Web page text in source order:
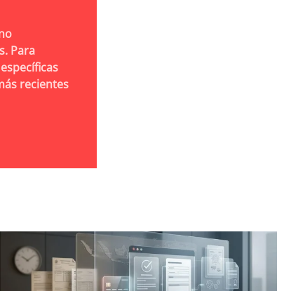
Para
recientes